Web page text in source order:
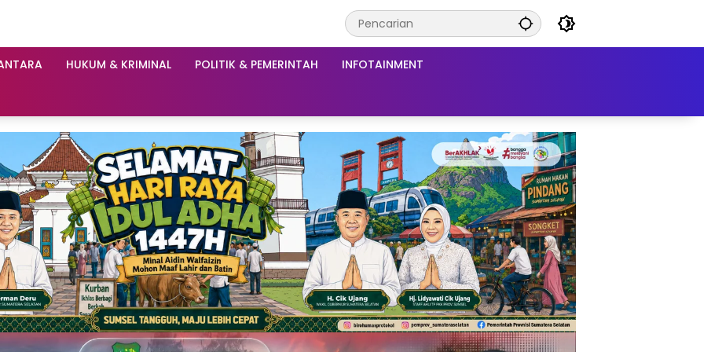
HUKUM & KRIMINAL POLITIK & PEMERINTAH INFOTAINMENT